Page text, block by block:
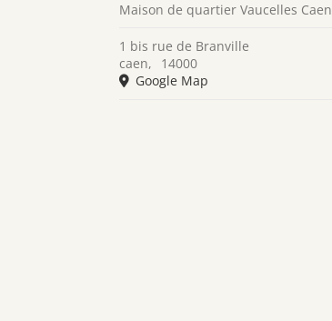
Maison de quartier Vaucelles Caen
1 bis rue de Branville
caen,
14000
Google Map